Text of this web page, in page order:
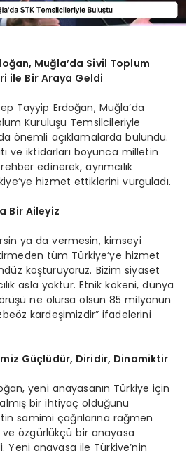
Muğla’da Sivil Toplum
ile Bir Araya Geldi
Tayyip Erdoğan, Muğla’da
Kuruluşu Temsilcileriyle
önemli açıklamalarda bulundu.
ve iktidarları boyunca milletin
edinerek, ayrımcılık
hizmet ettiklerini vurguladı.
Bir Aileyiz
ya da vermesin, kimseyi
tüm Türkiye’ye hizmet
koşturuyoruz. Bizim siyaset
asla yoktur. Etnik kökeni, dünya
ne olursa olsun 85 milyonun
kardeşimizdir” ifadelerini
Güçlüdür, Diridir, Dinamiktir
yeni anayasanın Türkiye için
bir ihtiyaç olduğunu
samimi çağrılarına rağmen
ve özgürlükçü bir anayasa
Yeni anayasa ile Türkiye’nin